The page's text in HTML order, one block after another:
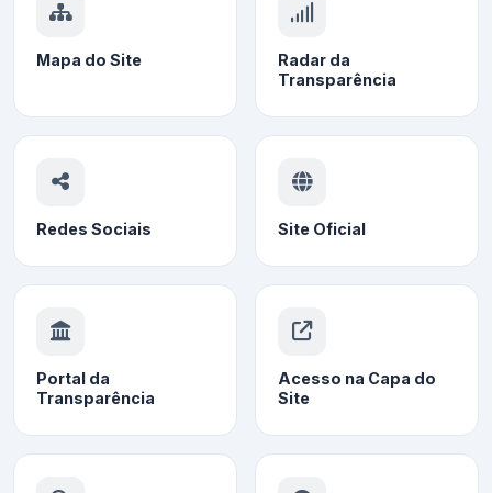
Mapa do Site
Radar da
Transparência
Redes Sociais Site Oficial
Portal da
Transparência
Acesso na Capa do
Site